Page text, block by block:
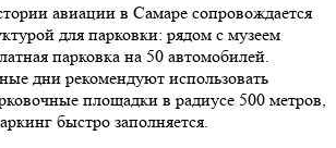
авиации в Самаре сопровождается
для парковки: рядом с музеем
парковка на 50 автомобилей.
дни рекомендуют использовать
площадки в радиусе 500 метров,
быстро заполняется.